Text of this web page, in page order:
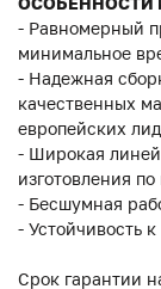
- Равномерный
минимальное
- Надежная
качественных
европейских
- Широкая
изготовления
- Бесшумная
- Устойчивость
Срок гарантии